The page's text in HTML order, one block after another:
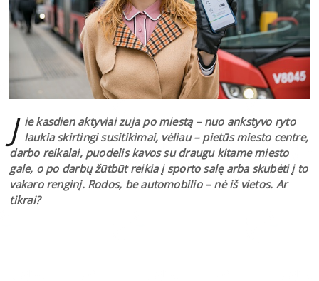
J ie kasdien aktyviai zuja po miestą – nuo ankstyvo ryto
laukia skirtingi susitikimai, vėliau – pietūs miesto centre,
darbo reikalai, puodelis kavos su draugu kitame miesto
gale, o po darbų žūtbūt reikia į sporto salę arba skubėti į to
vakaro renginį. Rodos, be automobilio – nė iš vietos. Ar
tikrai?